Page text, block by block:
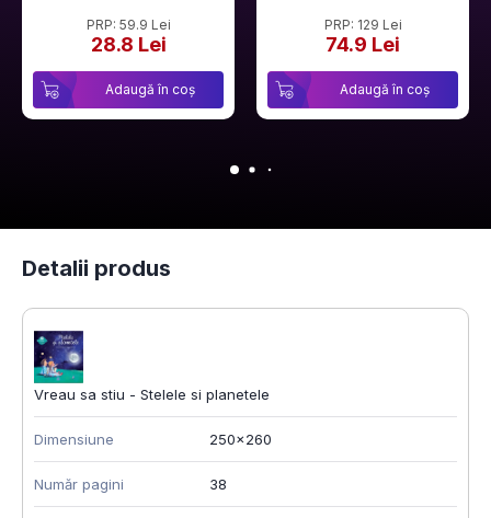
PRP: 59.9 Lei
28.8 Lei
Adaugă în coș
PRP: 129 Lei
74.9 Lei
Adaugă în coș
Detalii produs
Vreau sa stiu - Stelele si planetele
Dimensiune 250x260
Număr pagini 38